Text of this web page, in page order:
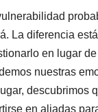
La diferencia
en lugar
nuestras
descubrimos
en aliadas